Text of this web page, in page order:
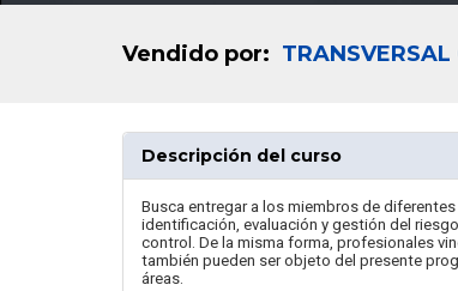
Vendido por:
Descripción del curso
Busca entregar a los miembros de
identificación, evaluación y gestión del
control. De la misma forma, profesionales
también pueden ser objeto del presente
áreas.